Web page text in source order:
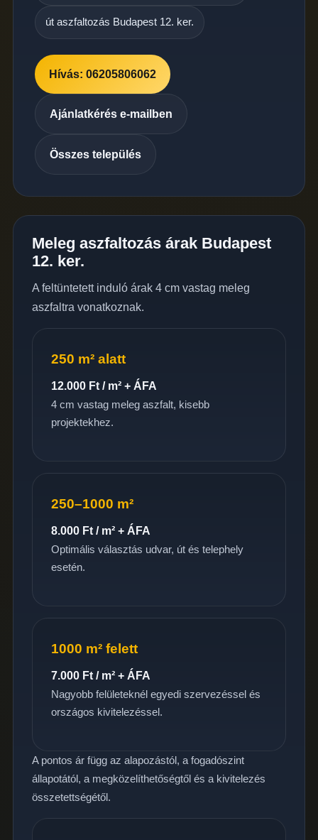
út aszfaltozás Budapest 12. ker.
Hívás: 06205806062
Ajánlatkérés e-mailben
Összes település
Meleg aszfaltozás árak Budapest
12. ker.
A feltüntetett induló árak 4 cm vastag meleg
aszfaltra vonatkoznak.
250 m² alatt
12.000 Ft / m² + ÁFA
4 cm vastag meleg aszfalt, kisebb
projektekhez.
250–1000 m²
8.000 Ft / m² + ÁFA
Optimális választás udvar, út és telephely
esetén.
1000 m² felett
7.000 Ft / m² + ÁFA
Nagyobb felületeknél egyedi szervezéssel és
országos kivitelezéssel.
A pontos ár függ az alapozástól, a fogadószint
állapotától, a megközelíthetőségtől és a kivitelezés
összetettségétől.